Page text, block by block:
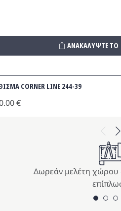
CORNER LINE 244-39
€
ΑΝΑΚΑΛΥΨΤΕ ΤΟ
Δωρεάν μελέτη χώρου